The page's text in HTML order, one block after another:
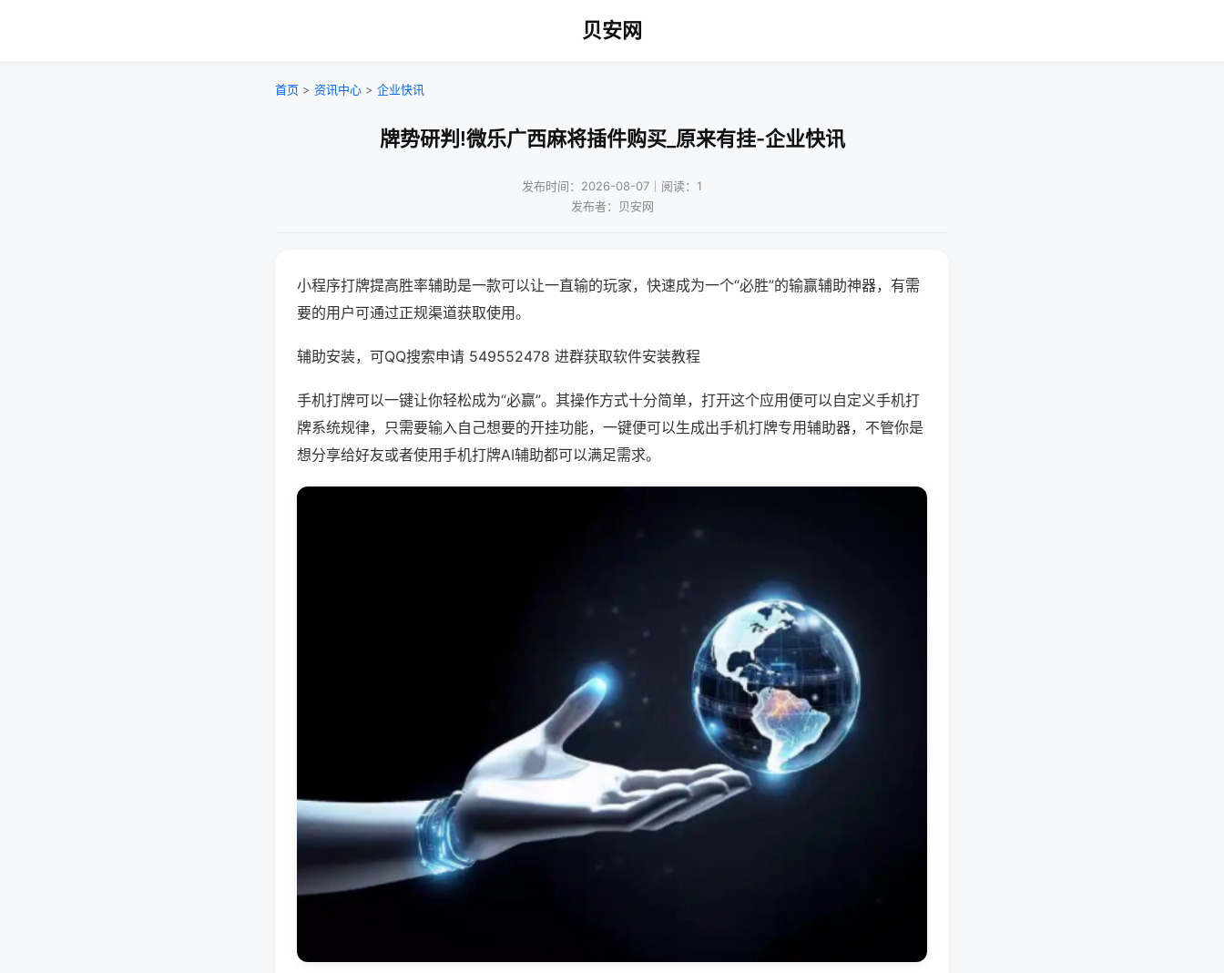
贝安网
首页 > 资讯中心 > 企业快讯
牌势研判!微乐广西麻将插件购买_原来有挂-企业快讯
发布时间：2026-08-07｜阅读：1
发布者：贝安网
小程序打牌提高胜率辅助是一款可以让一直输的玩家，快速成为一个“必胜”的输赢辅助神器，有需
要的用户可通过正规渠道获取使用。
辅助安装，可QQ搜索申请 549552478 进群获取软件安装教程
手机打牌可以一键让你轻松成为“必赢”。其操作方式十分简单，打开这个应用便可以自定义手机打
牌系统规律，只需要输入自己想要的开挂功能，一键便可以生成出手机打牌专用辅助器，不管你是
想分享给好友或者使用手机打牌AI辅助都可以满足需求。